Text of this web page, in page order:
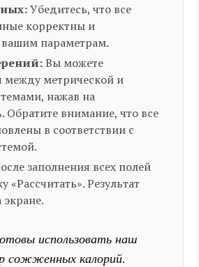
Убедитесь, что все
корректны и
вашим параметрам.
Вы можете
между метрической и
нажав на
Обратите внимание, что все
в соответствии с
заполнения всех полей
«Рассчитать». Результат
экране.
использовать наш
сожженных калорий.